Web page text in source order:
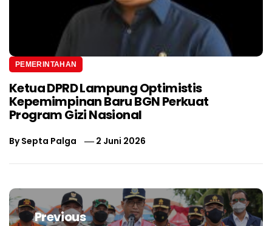
PEMERINTAHAN
Ketua DPRD Lampung Optimistis
Kepemimpinan Baru BGN Perkuat
Program Gizi Nasional
BySepta Palga 2 Juni 2026
Navigasi
posPrevious